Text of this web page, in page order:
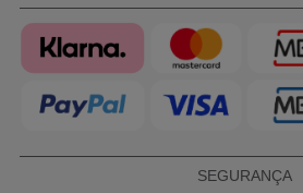
SEGURANÇA